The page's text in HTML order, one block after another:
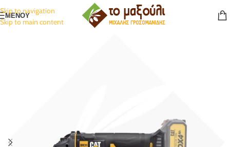
Skip to navigation
Skip to main content
ΜΕΝΟΥ